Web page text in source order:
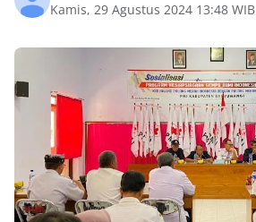
Kamis, 29 Agustus 2024 13:48 WIB